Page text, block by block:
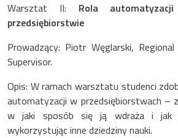
Warsztat II: Rola
przedsiębiorstwie
Prowadzący: Piotr Węglarski,
Supervisor.
Opis: W ramach warsztatu studenci
automatyzacji w przedsiębiorstwach –
w jaki sposób się ją wdraża i jak
wykorzystując inne dziedziny nauki.